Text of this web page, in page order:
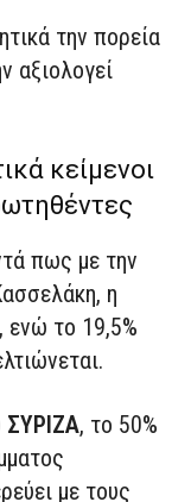
την πορεία
αξιολογεί
κείμενοι
πως με την
η
ενώ το 19,5%
ΣΥΡΙΖΑ, το 50%
με τους